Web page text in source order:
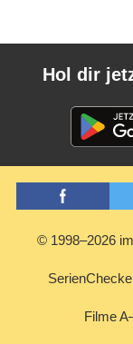
Hol dir
© 1998–2026
Filme